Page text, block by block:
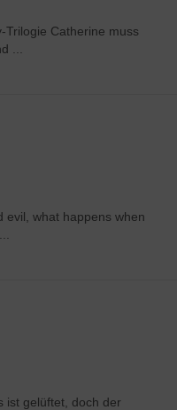
Trilogie Catherine muss
...
evil, what happens when
ist gelüftet, doch der